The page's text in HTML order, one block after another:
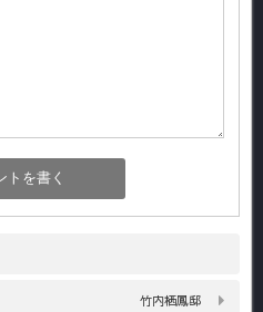
竹内栖鳳邸